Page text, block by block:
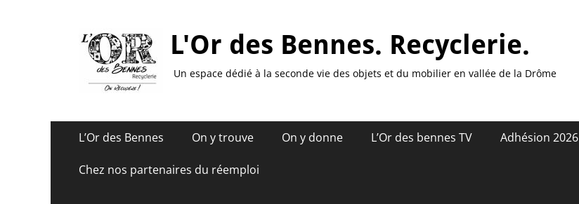
L'Or des Bennes. Recyclerie.
Un espace dédié à la seconde vie des objets et du mobilier en vallée de la Drôme
Menu
contenu
L’Or des Bennes On y trouve On y donne L’Or des bennes TV Adhésion 2026
Chez nos partenaires du réemploi